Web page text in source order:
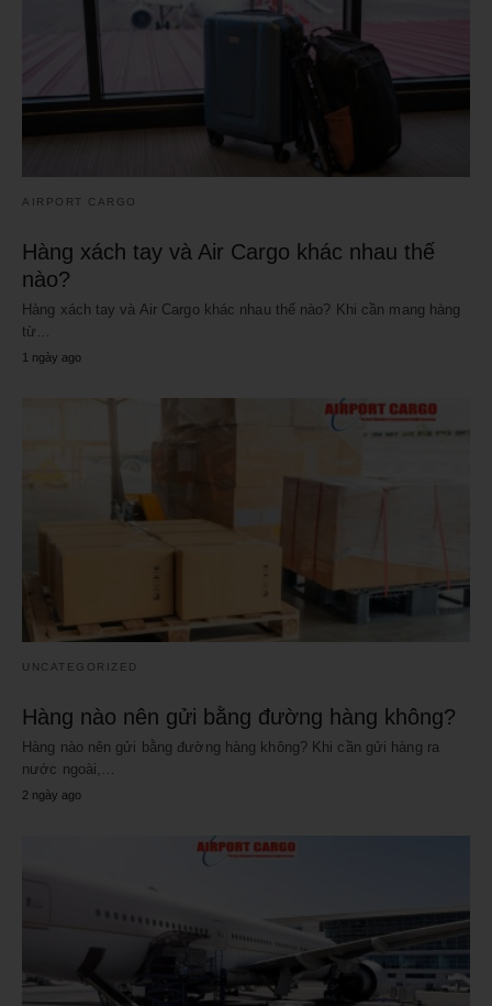
AIRPORT CARGO
Hàng xách tay và Air Cargo khác nhau thế
nào?
Hàng xách tay và Air Cargo khác nhau thế nào? Khi cần mang hàng
từ…
1 ngày ago
UNCATEGORIZED
Hàng nào nên gửi bằng đường hàng không?
Hàng nào nên gửi bằng đường hàng không? Khi cần gửi hàng ra
nước ngoài,…
2 ngày ago